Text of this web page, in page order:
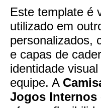
Este template é
utilizado em
personalizados,
e capas de
identidade
equipe. A
Jogos Internos